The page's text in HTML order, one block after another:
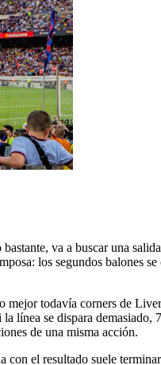
va a buscar una
los segundos balones
todavía corners de
línea se dispara
de una misma acción.
el resultado suele